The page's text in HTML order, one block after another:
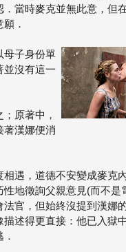
．當時麥克並無此意，但
．
母子身份單
並沒有這一
原著中，
著漢娜便消
相遇，道德不安變成麥克
地徵詢父親意見(而不是
法官，但始終沒提到漢娜
描述得更直接：他已入獄